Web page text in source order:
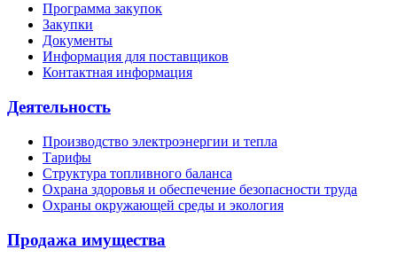
Программа закупок
Закупки
Документы
Информация для поставщиков
Контактная информация
Деятельность
Производство электроэнергии и тепла
Тарифы
Структура топливного баланса
Охрана здоровья и обеспечение безопасности труда
Охраны окружающей среды и экология
Продажа имущества